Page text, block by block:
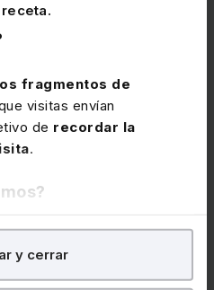
fragmentos de
visitas envían
de recordar la
.
cookies confines
tu experiencia
con fines publicitarios,
y cerrar
García